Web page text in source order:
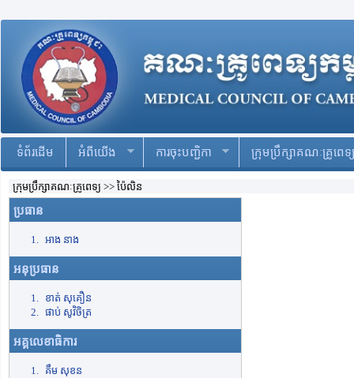
ទំព័រដើម អំពីយើង ការចុះបញ្ជិកា ក្រុមប្រឹក្សាគណៈគ្រូពេទ្យ
ក្រុមប្រឹក្សាគណៈគ្រូពេទ្យ >> ប៉ៃលិន
ប្រធាន
អាង នាង
អនុប្រធាន
ខាត់ សុគឿន
ផាប់ សូវិចិត្រ
អគ្គលេខាធិការ
គឹម សុខន